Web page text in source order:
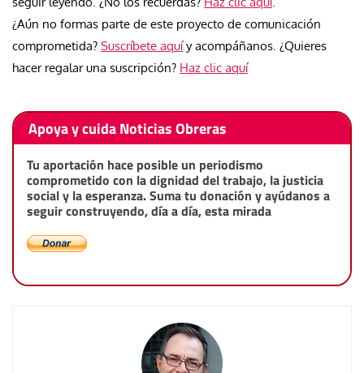
¿Aún no formas parte de este proyecto de comunicación
comprometida? Suscríbete aquíy acompáñanos. ¿Quieres
hacer regalar una suscripción? Haz clic aquí
Apoya y cuida Noticias Obreras
Tu aportación hace posible un periodismo
comprometido con la dignidad del trabajo, la justicia
social y la esperanza. Suma tu donación y ayúdanos a
seguir construyendo, día a día, esta mirada